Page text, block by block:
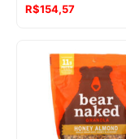
R$154,57